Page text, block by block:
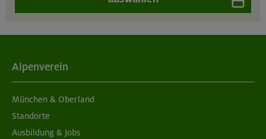
Alpenverein
München & Oberland
Standorte
Ausbildung & Jobs